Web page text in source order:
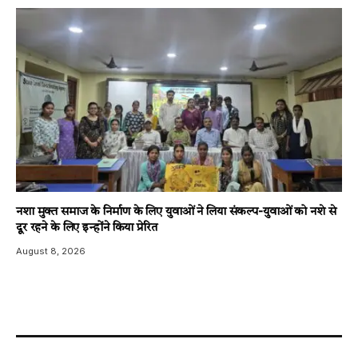
नशा मुक्त समाज के निर्माण के लिए युवाओं ने लिया संकल्प-युवाओं को नशे से
दूर रहने के लिए इन्होंने किया प्रेरित
August 8, 2026